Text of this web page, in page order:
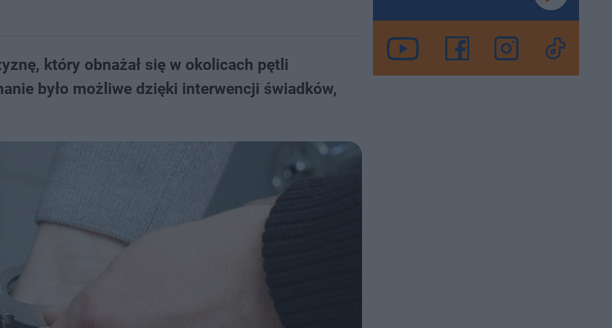
który obnażał się w okolicach pętli
było możliwe dzięki interwencji świadków,